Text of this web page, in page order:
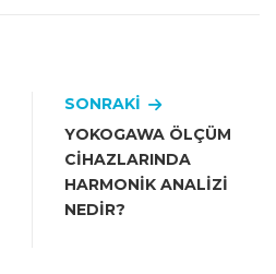
SONRAKI
YOKOGAWA ÖLÇÜM
CIHAZLARINDA
HARMONIK ANALIZI
NEDIR?